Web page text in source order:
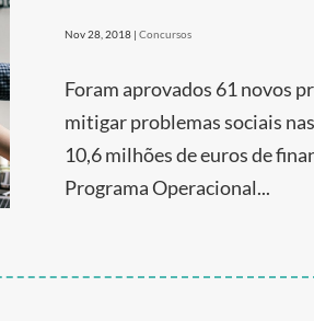
Nov 28, 2018 | Concursos
Foram aprovados 61 novos
mitigar problemas sociais
10,6 milhões de euros de
Programa Operacional...